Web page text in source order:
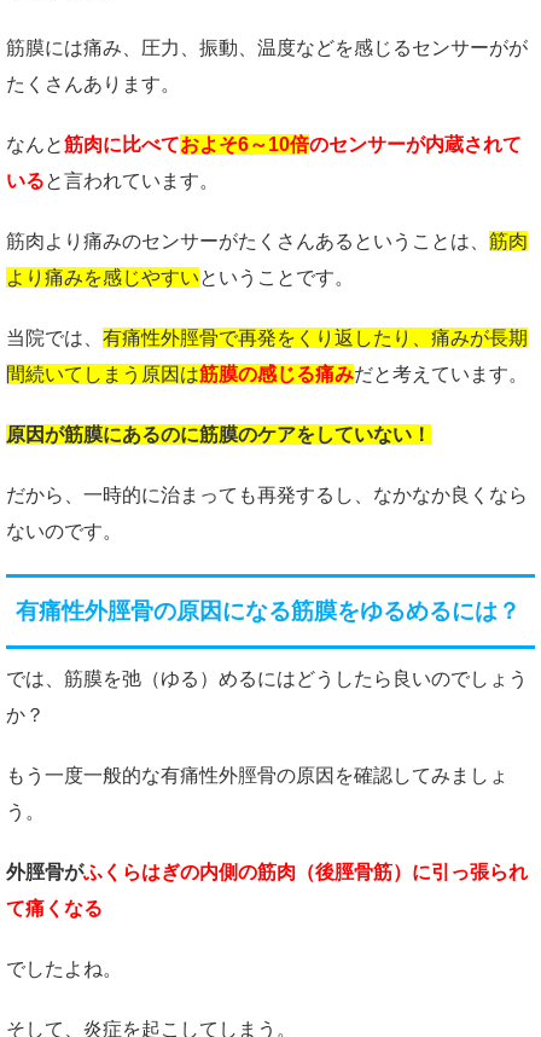
筋膜には痛み、圧力、振動、温度などを感じるセンサーがが
たくさんあります。
なんと筋肉に比べておよそ6～10倍のセンサーが内蔵されて
いると言われています。
筋肉より痛みのセンサーがたくさんあるということは、 筋肉
より痛みを感じやすいということです。
当院では、 有痛性外脛骨で再発をくり返したり、痛みが長期
間続いてしまう原因は筋膜の感じる痛みだと考えています。
原因が筋膜にあるのに筋膜のケアをしていない！
だから、一時的に治まっても再発するし、なかなか良くなら
ないのです。
有痛性外脛骨の原因になる筋膜をゆるめるには？
では、筋膜を弛（ゆる）めるにはどうしたら良いのでしょう
か？
もう一度一般的な有痛性外脛骨の原因を確認してみましょ
う。
外脛骨がふくらはぎの内側の筋肉（後脛骨筋）に引っ張られ
て痛くなる
でしたよね。
そして、炎症を起こしてしまう。